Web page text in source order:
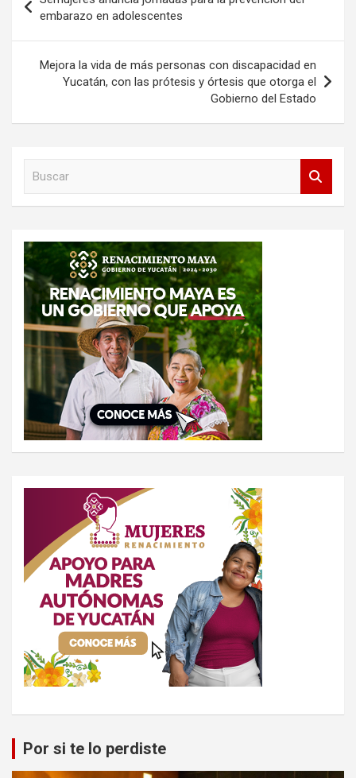
de
entradas
embarazo en adolescentes
Mejora la vida de más personas con discapacidad en
Yucatán, con las prótesis y órtesis que otorga el
Gobierno del Estado
r
Por si te lo perdiste